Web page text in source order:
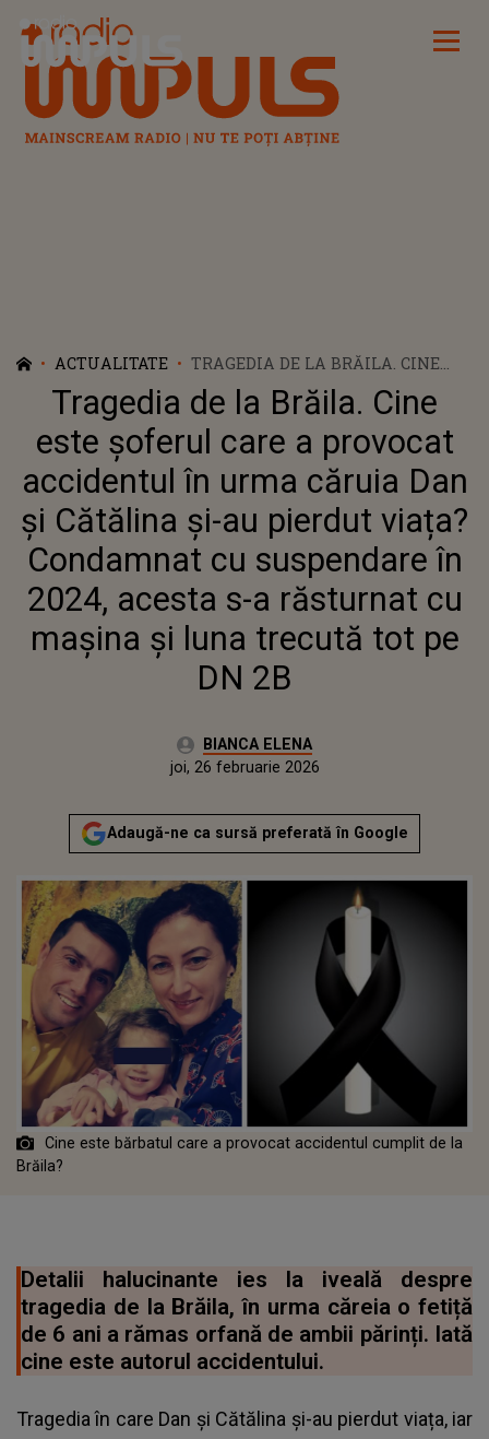
Radio Impuls
ACTUALITATE
TRAGEDIA DE LA BRĂILA. CINE
ESTE ȘOFERUL CARE A PROVOCAT
ACCIDENTUL ÎN URMA CĂRUIA
DAN ȘI CĂTĂLINA ȘI-AU PIERDUT
VIAȚA? CONDAMNAT CU
SUSPENDARE ÎN 2024, ACESTA S-A
RĂSTURNAT CU MAȘINA ȘI LUNA
TRECUTĂ TOT PE DN 2B
Tragedia de la Brăila. Cine
este șoferul care a provocat
accidentul în urma căruia Dan
și Cătălina și-au pierdut viața?
Condamnat cu suspendare în
2024, acesta s-a răsturnat cu
mașina și luna trecută tot pe
DN 2B
Autor:BIANCA ELENA
Publicat:
joi, 26 februarie 2026
Adaugă-ne ca sursă preferată în Google
Cine este bărbatul care a provocat accidentul cumplit de la
Brăila?
Detalii halucinante ies la iveală despre
tragedia de la Brăila, în urma căreia o fetiță
de 6 ani a rămas orfană de ambii părinți. Iată
cine este autorul accidentului.
Tragedia în care Dan și Cătălina și-au pierdut viața, iar